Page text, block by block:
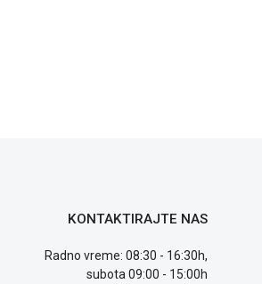
KONTAKTIRAJTE NAS
Radno vreme: 08:30 - 16:30h,
subota 09:00 - 15:00h